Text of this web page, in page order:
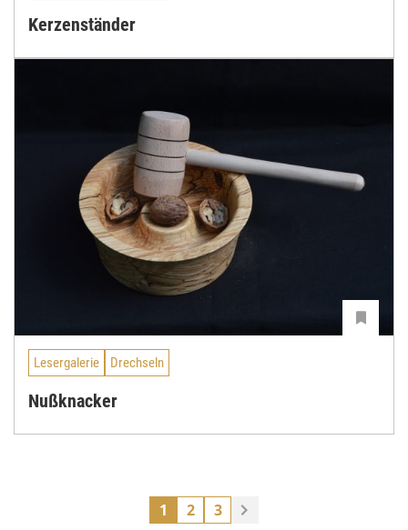
Kerzenständer
Lesergalerie Drechseln
Nußknacker
1 2 3